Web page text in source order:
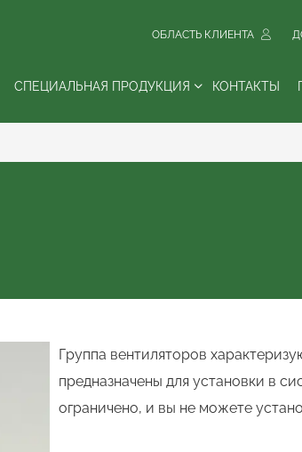
ОБЛАСТЬ КЛИЕНТА
СПЕЦИАЛЬНАЯ ПРОДУКЦИЯ КОНТАКТЫ
Группа вентиляторов
предназначены для установки в
ограничено, и вы не можете